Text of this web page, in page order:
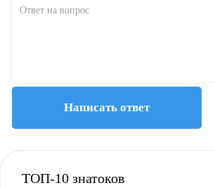
Написать ответ
ТОП-10 знатоков